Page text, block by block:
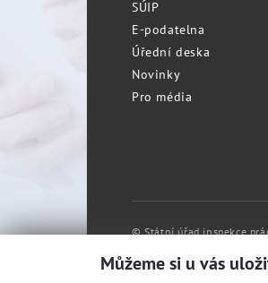
SÚIP
E-podatelna
Úřední deska
Novinky
Pro média
© Státní úřad inspekce
Můžeme si u vás